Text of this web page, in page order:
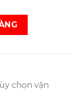
SL
chọn vận